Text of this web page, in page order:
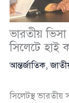
ভারতীয় ভিসা
সিলেটে হাই
আন্তর্জাতিক,
সিলেটস্থ